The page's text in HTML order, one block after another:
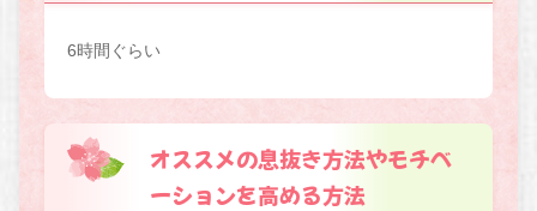
6時間ぐらい
オススメの息抜き方法やモチベ
ーションを高める方法